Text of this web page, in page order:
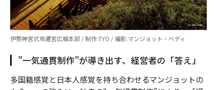
伊勢神宮式年遷宮広報本部 / 制作:TYO / 撮影:マンジョット・ベディ
”一気通貫制作”が導き出す、経営者の「答え」
多国籍感覚と日本人感覚を持ち合わせるマンジョットの